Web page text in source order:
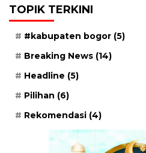
TOPIK TERKINI
#kabupaten bogor (5)
Breaking News (14)
Headline (5)
Pilihan (6)
Rekomendasi (4)